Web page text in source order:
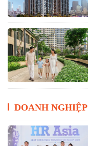
DOANH NGHIỆP